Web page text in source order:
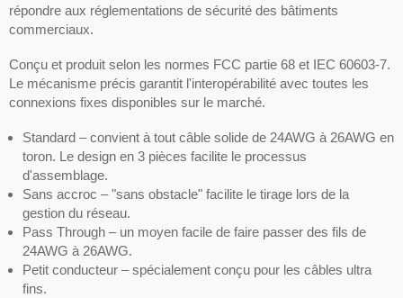
répondre aux réglementations de sécurité des bâtiments
commerciaux.
Conçu et produit selon les normes FCC partie 68 et IEC 60603-7.
Le mécanisme précis garantit l'interopérabilité avec toutes les
connexions fixes disponibles sur le marché.
Standard – convient à tout câble solide de 24AWG à 26AWG en
toron. Le design en 3 pièces facilite le processus
d'assemblage.
Sans accroc – "sans obstacle" facilite le tirage lors de la
gestion du réseau.
Pass Through – un moyen facile de faire passer des fils de
24AWG à 26AWG.
Petit conducteur – spécialement conçu pour les câbles ultra
fins.